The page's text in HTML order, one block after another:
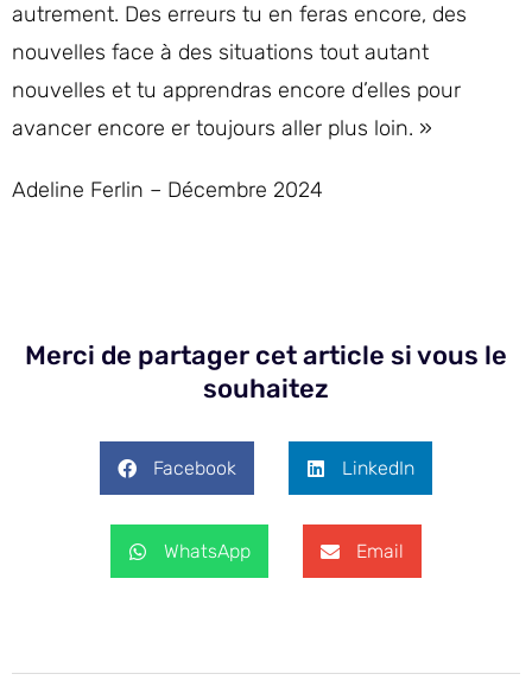
autrement. Des erreurs tu en feras encore, des
nouvelles face à des situations tout autant
nouvelles et tu apprendras encore d’elles pour
avancer encore er toujours aller plus loin. »
Adeline Ferlin – Décembre 2024
Merci de partager cet article si vous le
souhaitez
Facebook LinkedIn
WhatsApp Email